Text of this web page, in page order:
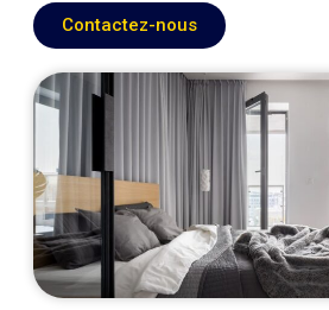
Contactez-nous